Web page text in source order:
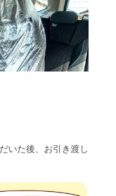
いた後、お引き渡し